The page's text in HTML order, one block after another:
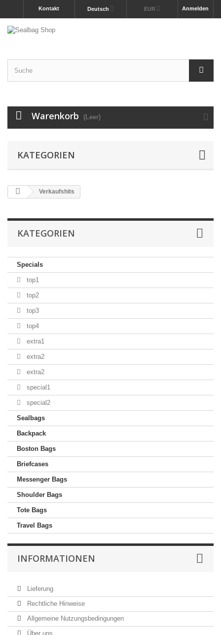
Anmelden
EUR
Deutsch
Kontakt
Warenkorb (Leer)
KATEGORIEN
Verkaufshits
KATEGORIEN
Specials
top1
top2
top3
top4
extra1
extra2
extra2
special1
special2
Sealbags
Backpack
Boston Bags
Briefcases
Messenger Bags
Shoulder Bags
Tote Bags
Travel Bags
INFORMATIONEN
Lieferung
Rechtliche Hinweise
Allgemeine Nutzungsbedingungen
Über uns